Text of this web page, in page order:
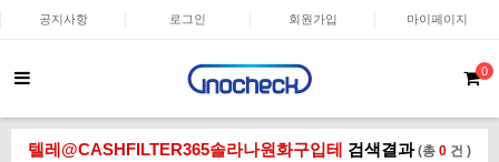
공지사항 로그인 회원가입 마이페이지
0
텔레@CASHFILTER365솔라나원화구입테 검색결과(총 0 건 )